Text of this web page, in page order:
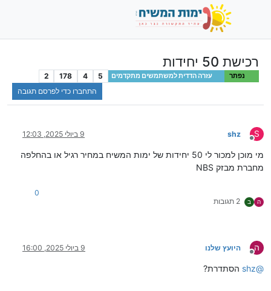
רכישת 50 יחידות
נפתר עזרה הדדית למשתמשים מתקדמים 5
4
178
2
התחברו כדי לפרסם תגובה
S
מנותק
shz 9 ביולי 2025, 12:03
מי מוכן למכור לי 50 יחידות של ימות המשיח במחיר רגיל או בהחלפה
מחברת מבזק NBS
ה ב 2 תגובות
0
ה
מנותק
היועץ שלנו 9 ביולי 2025, 16:00
@
shz הסתדרת?